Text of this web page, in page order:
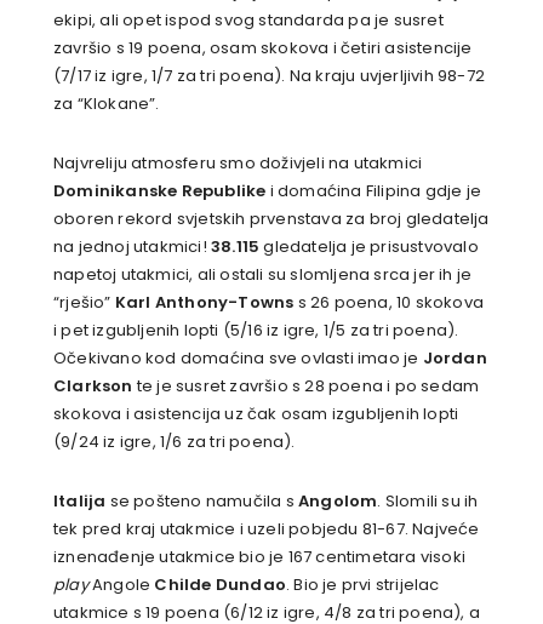
ekipi, ali opet ispod svog standarda pa je susret
završio s 19 poena, osam skokova i četiri asistencije
(7/17 iz igre, 1/7 za tri poena). Na kraju uvjerljivih 98-72
za “Klokane”.
Najvreliju atmosferu smo doživjeli na utakmici
Dominikanske Republike i domaćina Filipina gdje je
oboren rekord svjetskih prvenstava za broj gledatelja
na jednoj utakmici! 38.115 gledatelja je prisustvovalo
napetoj utakmici, ali ostali su slomljena srca jer ih je
“rješio” Karl Anthony-Towns s 26 poena, 10 skokova
i pet izgubljenih lopti (5/16 iz igre, 1/5 za tri poena).
Očekivano kod domaćina sve ovlasti imao je Jordan
Clarkson te je susret završio s 28 poena i po sedam
skokova i asistencija uz čak osam izgubljenih lopti
(9/24 iz igre, 1/6 za tri poena).
Italija se pošteno namučila sAngolom. Slomili su ih
tek pred kraj utakmice i uzeli pobjedu 81-67. Najveće
iznenađenje utakmice bio je 167 centimetara visoki
playAngole Childe Dundao. Bio je prvi strijelac
utakmice s 19 poena (6/12 iz igre, 4/8 za tri poena), a